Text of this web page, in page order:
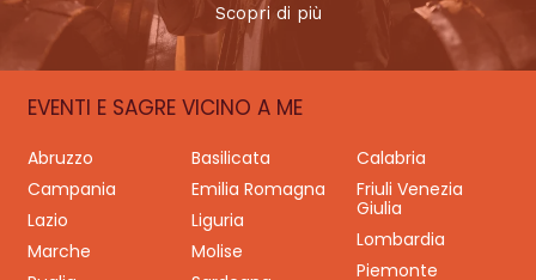
Scopri di più
EVENTI E SAGRE VICINO A ME
Abruzzo Basilicata
Calabria
Campania
Emilia Romagna
Friuli Venezia
Giulia
Lazio
Liguria
Lombardia
Marche
Molise
Piemonte